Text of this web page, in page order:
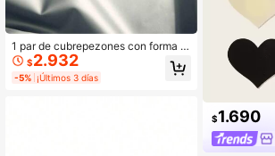
1 par de cubrepezones con forma d
e labios con lentejuelas, regalo para
el Día de San Valentín
$2.932
-5% ¡Últimos 3 días
$1.690